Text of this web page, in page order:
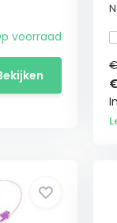
voorraad